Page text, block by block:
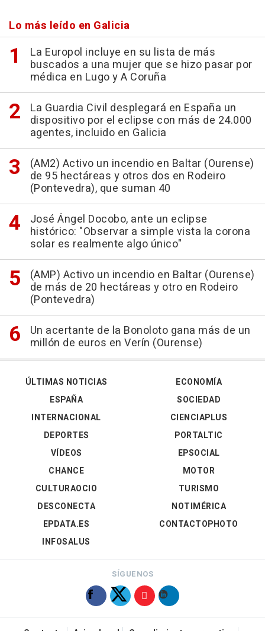
Lo más leído en Galicia
La Europol incluye en su lista de más
buscados a una mujer que se hizo pasar por
médica en Lugo y A Coruña
La Guardia Civil desplegará en España un
dispositivo por el eclipse con más de 24.000
agentes, incluido en Galicia
(AM2) Activo un incendio en Baltar (Ourense)
de 95 hectáreas y otros dos en Rodeiro
(Pontevedra), que suman 40
José Ángel Docobo, ante un eclipse
histórico: "Observar a simple vista la corona
solar es realmente algo único"
(AMP) Activo un incendio en Baltar (Ourense)
de más de 20 hectáreas y otro en Rodeiro
(Pontevedra)
Un acertante de la Bonoloto gana más de un
millón de euros en Verín (Ourense)
ÚLTIMAS NOTICIAS
ESPAÑA
INTERNACIONAL
DEPORTES
VÍDEOS
ECONOMÍA
SOCIEDAD
CIENCIAPLUS
PORTALTIC
EPSOCIAL
CHANCE
CULTURAOCIO
DESCONECTA
EPDATA.ES
INFOSALUS
MOTOR
TURISMO
NOTIMÉRICA
CONTACTOPHOTO
SÍGUENOS